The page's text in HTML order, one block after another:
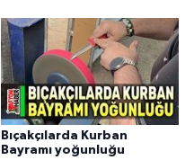
Bıçakçılarda Kurban
Bayramı yoğunluğu